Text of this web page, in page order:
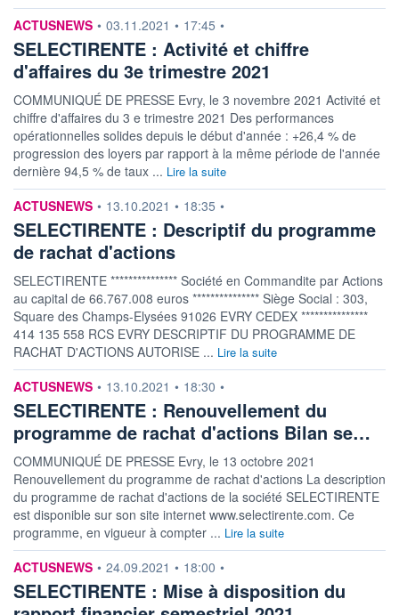
information fournie par
ACTUSNEWS • 03.11.2021 • 17:45 •
SELECTIRENTE : Activité et chiffre
d'affaires du 3e trimestre 2021
COMMUNIQUÉ DE PRESSE Evry, le 3 novembre 2021 Activité et
chiffre d'affaires du 3 e trimestre 2021 Des performances
opérationnelles solides depuis le début d'année : +26,4 % de
progression des loyers par rapport à la même période de l'année
dernière 94,5 % de taux ... Lire la suite
information fournie par
ACTUSNEWS • 13.10.2021 • 18:35 •
SELECTIRENTE : Descriptif du programme
de rachat d'actions
SELECTIRENTE *************** Société en Commandite par Actions
au capital de 66.767.008 euros *************** Siège Social : 303,
Square des Champs-Elysées 91026 EVRY CEDEX ***************
414 135 558 RCS EVRY DESCRIPTIF DU PROGRAMME DE
RACHAT D'ACTIONS AUTORISE ... Lire la suite
information fournie par
ACTUSNEWS • 13.10.2021 • 18:30 •
SELECTIRENTE : Renouvellement du
programme de rachat d'actions Bilan se…
COMMUNIQUÉ DE PRESSE Evry, le 13 octobre 2021
Renouvellement du programme de rachat d'actions La description
du programme de rachat d'actions de la société SELECTIRENTE
est disponible sur son site internet www.selectirente.com. Ce
programme, en vigueur à compter ... Lire la suite
information fournie par
ACTUSNEWS • 24.09.2021 • 18:00 •
SELECTIRENTE : Mise à disposition du